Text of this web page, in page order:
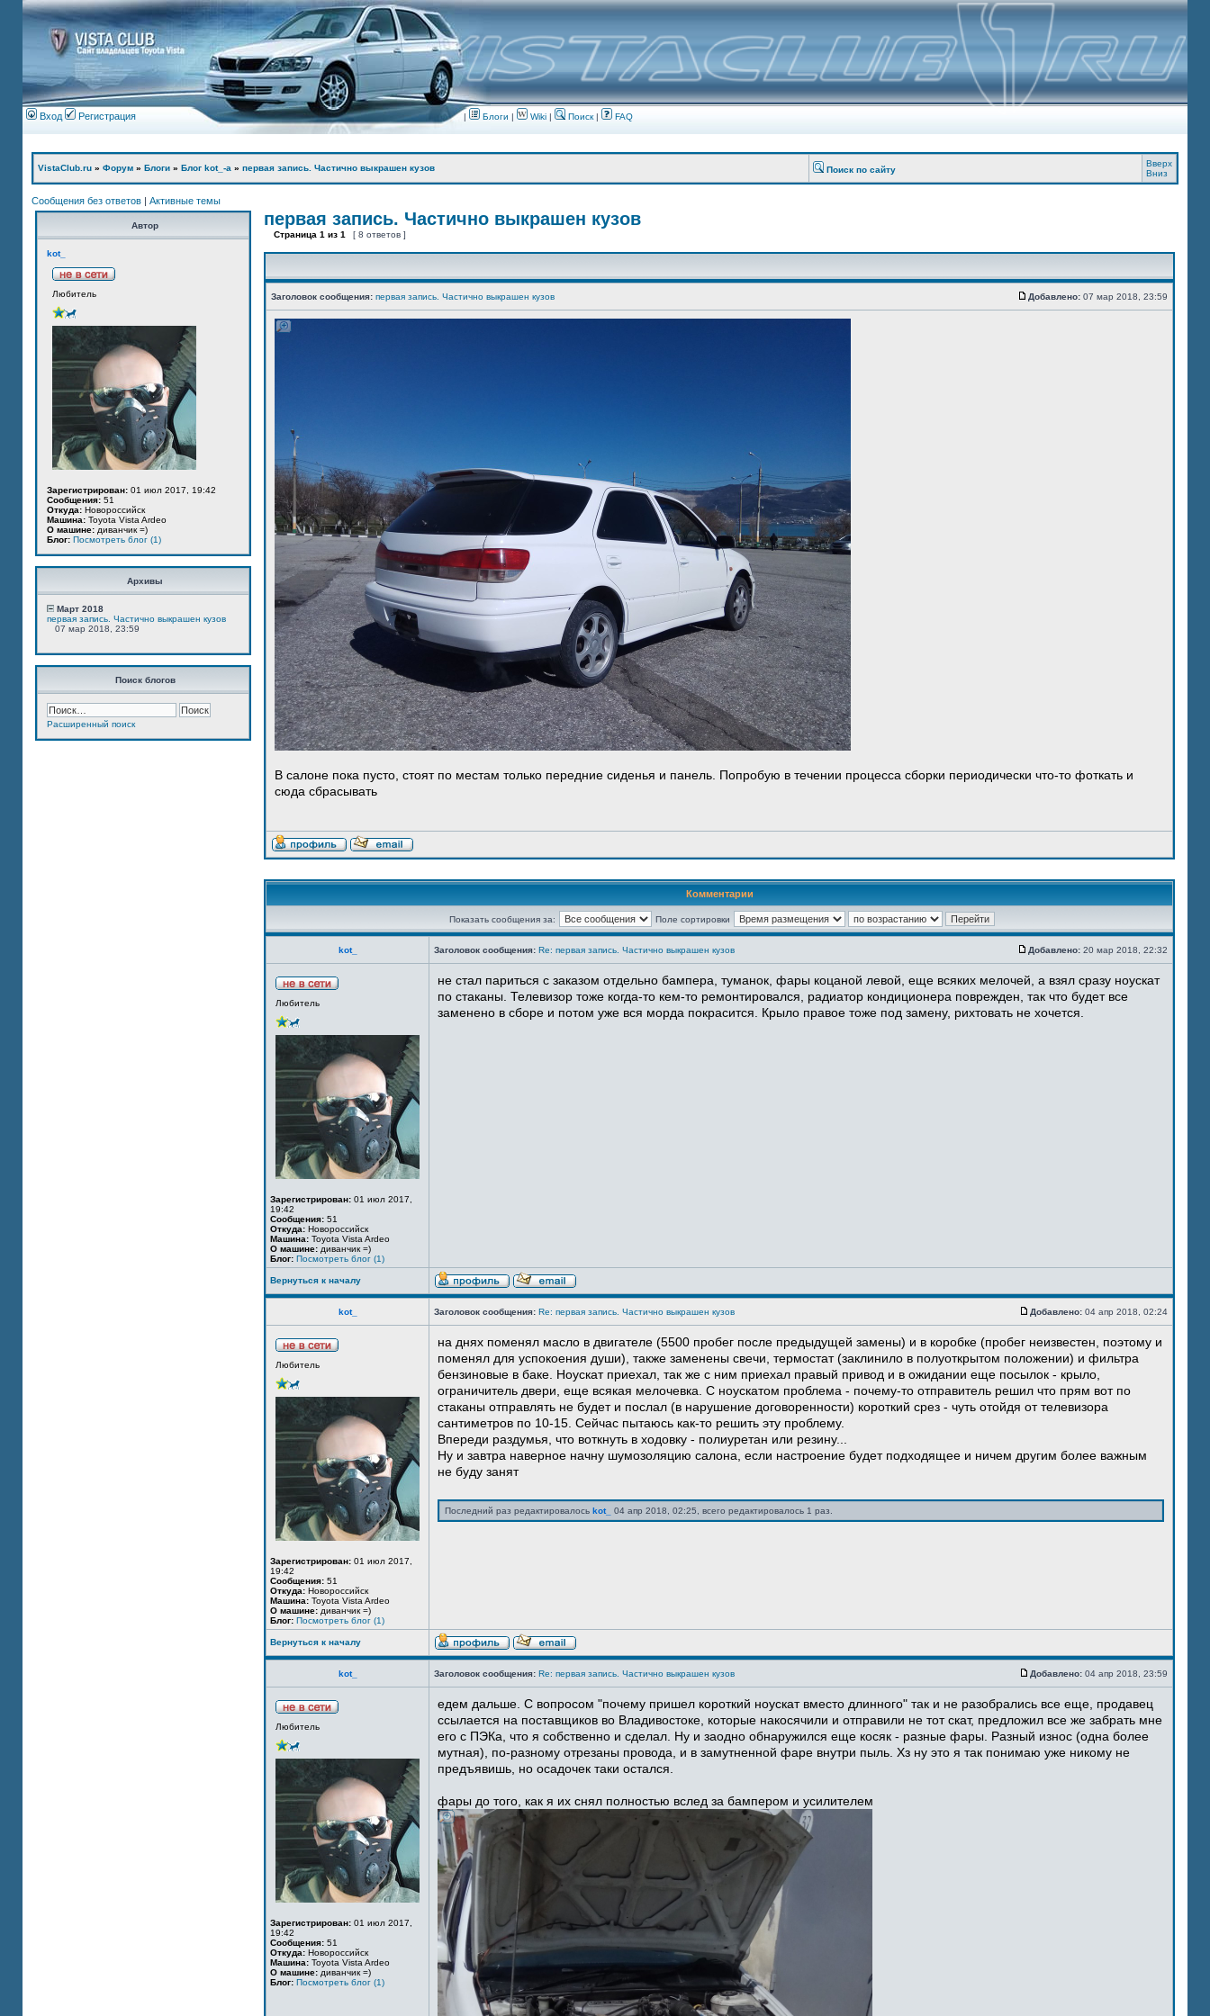
Вход Регистрация | Блоги | Wiki | Поиск| FAQ
VistaClub.ru » Форум » Блоги » Блог kot_-а » первая запись. Частично выкрашен кузов Поиск по сайту
Вверх
Вниз
Сообщения без ответов | Активные темы
Автор
kot_
Любитель
Зарегистрирован: 01 июл 2017, 19:42
Сообщения: 51
Откуда: Новороссийск
Машина: Toyota Vista Ardeo
О машине: диванчик =)
Блог: Посмотреть блог (1)
Архивы
Март 2018
первая запись. Частично выкрашен кузов
07 мар 2018, 23:59
Поиск блогов
Расширенный поиск
первая запись. Частично выкрашен кузов
Страница 1 из 1 [ 8 ответов ]
Заголовок сообщения: первая запись. Частично выкрашен кузов Добавлено: 07 мар 2018, 23:59
В салоне пока пусто, стоят по местам только передние сиденья и панель. Попробую в течении процесса сборки периодически что-то фоткать и
сюда сбрасывать
Комментарии
Показать сообщения за: Поле сортировки
kot_ Заголовок сообщения: Re: первая запись. Частично выкрашен кузов Добавлено: 20 мар 2018, 22:32
Любитель
Зарегистрирован: 01 июл 2017,
19:42
Сообщения: 51
Откуда: Новороссийск
Машина: Toyota Vista Ardeo
О машине: диванчик =)
Блог: Посмотреть блог (1)
не стал париться с заказом отдельно бампера, туманок, фары коцаной левой, еще всяких мелочей, а взял сразу ноускат
по стаканы. Телевизор тоже когда-то кем-то ремонтировался, радиатор кондиционера поврежден, так что будет все
заменено в сборе и потом уже вся морда покрасится. Крыло правое тоже под замену, рихтовать не хочется.
Вернуться к началу
kot_ Заголовок сообщения: Re: первая запись. Частично выкрашен кузов Добавлено: 04 апр 2018, 02:24
Любитель
Зарегистрирован: 01 июл 2017,
19:42
Сообщения: 51
Откуда: Новороссийск
Машина: Toyota Vista Ardeo
О машине: диванчик =)
Блог: Посмотреть блог (1)
на днях поменял масло в двигателе (5500 пробег после предыдущей замены) и в коробке (пробег неизвестен, поэтому и
поменял для успокоения души), также заменены свечи, термостат (заклинило в полуоткрытом положении) и фильтра
бензиновые в баке. Ноускат приехал, так же с ним приехал правый привод и в ожидании еще посылок - крыло,
ограничитель двери, еще всякая мелочевка. С ноускатом проблема - почему-то отправитель решил что прям вот по
стаканы отправлять не будет и послал (в нарушение договоренности) короткий срез - чуть отойдя от телевизора
сантиметров по 10-15. Сейчас пытаюсь как-то решить эту проблему.
Впереди раздумья, что воткнуть в ходовку - полиуретан или резину...
Ну и завтра наверное начну шумозоляцию салона, если настроение будет подходящее и ничем другим более важным
не буду занят
Последний раз редактировалось kot_ 04 апр 2018, 02:25, всего редактировалось 1 раз.
Вернуться к началу
kot_ Заголовок сообщения: Re: первая запись. Частично выкрашен кузов Добавлено: 04 апр 2018, 23:59
Любитель
Зарегистрирован: 01 июл 2017,
19:42
Сообщения: 51
Откуда: Новороссийск
Машина: Toyota Vista Ardeo
О машине: диванчик =)
Блог: Посмотреть блог (1)
едем дальше. С вопросом "почему пришел короткий ноускат вместо длинного" так и не разобрались все еще, продавец
ссылается на поставщиков во Владивостоке, которые накосячили и отправили не тот скат, предложил все же забрать мне
его с ПЭКа, что я собственно и сделал. Ну и заодно обнаружился еще косяк - разные фары. Разный износ (одна более
мутная), по-разному отрезаны провода, и в замутненной фаре внутри пыль. Хз ну это я так понимаю уже никому не
предъявишь, но осадочек таки остался.
фары до того, как я их снял полностью вслед за бампером и усилителем